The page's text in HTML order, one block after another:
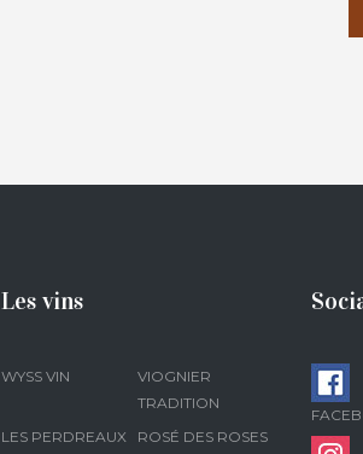
Les vins
WYSS VIN
VIOGNIER
TRADITION
LES PERDREAUX
ROSÉ DES ROSES